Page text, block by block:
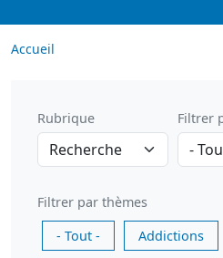
Accueil
Rubrique Filtrer
Filtrer par thèmes
- Tout -
Addictions